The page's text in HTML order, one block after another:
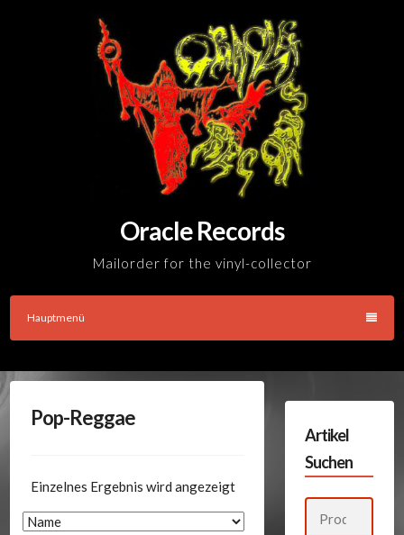
Oracle Records
Mailorder for the vinyl-collector
Hauptmenü
Pop-Reggae
Einzelnes Ergebnis wird angezeigt
Artikel
Suchen